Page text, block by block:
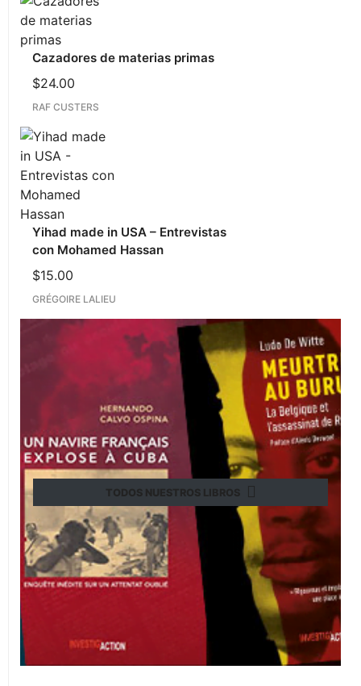
Cazadores de materias primas
$24.00
RAF CUSTERS
Yihad made in USA – Entrevistas
con Mohamed Hassan
$15.00
GRÉGOIRE LALIEU
TODOS NUESTROS LIBROS